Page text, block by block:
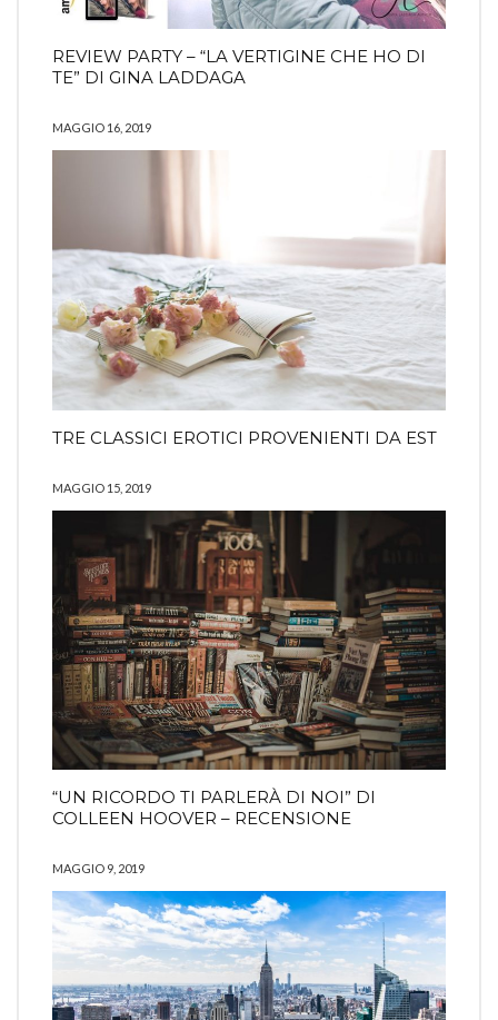
REVIEW PARTY – “LA VERTIGINE CHE HO DI
TE” DI GINA LADDAGA
MAGGIO 16, 2019
TRE CLASSICI EROTICI PROVENIENTI DA EST
MAGGIO 15, 2019
“UN RICORDO TI PARLERÀ DI NOI” DI
COLLEEN HOOVER – RECENSIONE
MAGGIO 9, 2019